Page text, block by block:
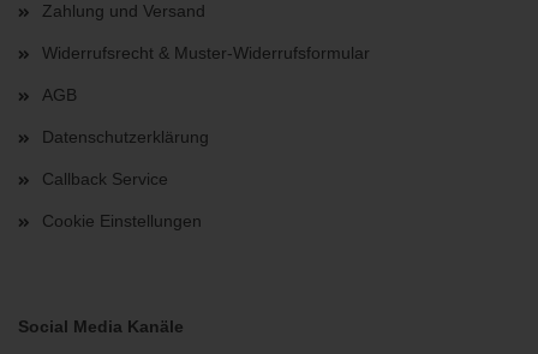
Zahlung und Versand
Widerrufsrecht & Muster-Widerrufsformular
AGB
Datenschutzerklärung
Callback Service
Cookie Einstellungen
Social Media Kanäle